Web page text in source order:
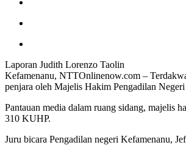
Laporan Judith Lorenzo Taolin
Kefamenanu, NTTOnlinenow.com –
penjara oleh Majelis Hakim Pengadilan
Pantauan media dalam ruang sidang, majelis
310 KUHP.
Juru bicara Pengadilan negeri Kefamenanu,